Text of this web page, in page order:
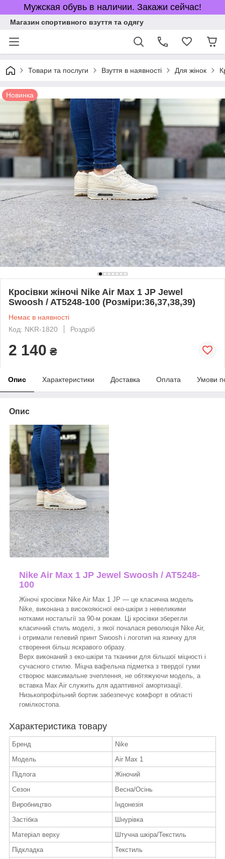
Мужская обувь в наличии. Закажи сейчас!
Магазин спортивного взуття та одягу
Товари та послуги Взуття в наявності Для жінок
Новинка
Кросівки жіночі Nike Air Max 1 JP Jewel
Swoosh / AT5248-100 (Розміри:36,37,38,39)
Немає в наявності
Код: NKR-1820
Роздріб
2 140 ₴
Опис Характеристики Доставка Оплата Умови
Опис
Nike Air Max 1 JP Jewel Swoosh / AT5248-
100
Жіночі кросівки Nike Air Max 1 JP — це класична модель
Nike, виконана з високоякісної еко-шкіри з невеликими
нотками ностальгії за 90-м рокам. Ці кросівки зберегли
класичний стиль моделі, з якої почалася революція Nike Air,
і отримали гелевий принт Swoosh і логотип на язичку для
створення більш яскравого образу.
Верх виконаний з еко-шкіри та тканини для більшої міцності і
сучасного стилю. Міцна вафельна підметка з твердої гуми
створює максимальне зчеплення, не обтяжуючи модель, а
вставка Max Air служить для адаптивної амортизації.
Низькопрофільний бортик забезпечує комфорт в області
гомілкостопа.
Характеристика товару
Бренд
Nike
Модель
Air Max 1
Підлога
Жіночий
Сезон
Весна/Осінь
Виробництво
Індонезія
Застібка
Шнурівка
Матеріал верху
Штучна шкіра/Текстиль
Підкладка
Текстиль